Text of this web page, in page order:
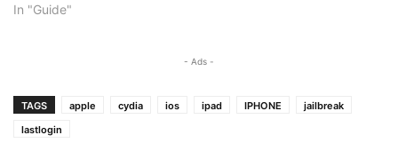
In "Guide"
- Ads -
TAGS apple cydia ios ipad IPHONE
jailbreak
lastlogin